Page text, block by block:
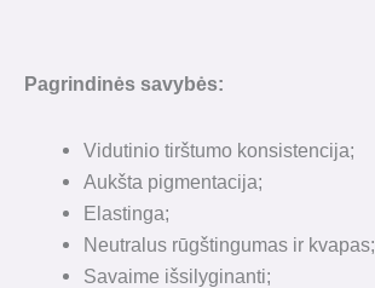
Pagrindinės savybės:
Vidutinio tirštumo konsistencija;
Aukšta pigmentacija;
Elastinga;
Neutralus rūgštingumas ir kvapas;
Savaime išsilyginanti;